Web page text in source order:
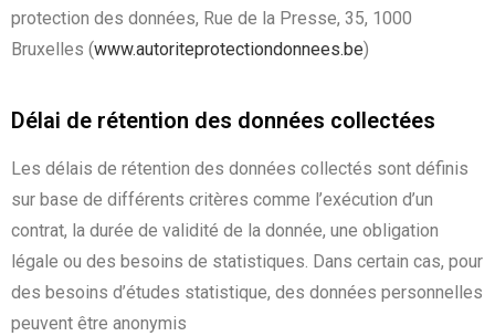
protection des données, Rue de la Presse, 35, 1000
Bruxelles (www.autoriteprotectiondonnees.be)
Délai de rétention des données collectées
Les délais de rétention des données collectés sont définis
sur base de différents critères comme l’exécution d’un
contrat, la durée de validité de la donnée, une obligation
légale ou des besoins de statistiques. Dans certain cas, pour
des besoins d’études statistique, des données personnelles
peuvent être anonymis